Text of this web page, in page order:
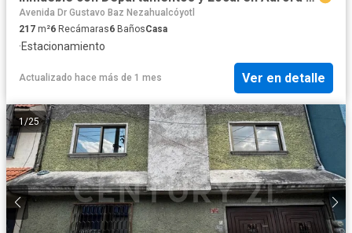
Avenida Dr Gustavo Baz Nezahualcóyotl
217 m²6 Recámaras6 BañosCasa
·Estacionamiento
Actualizado hace más de 1 mes Ver en detalle
1/25